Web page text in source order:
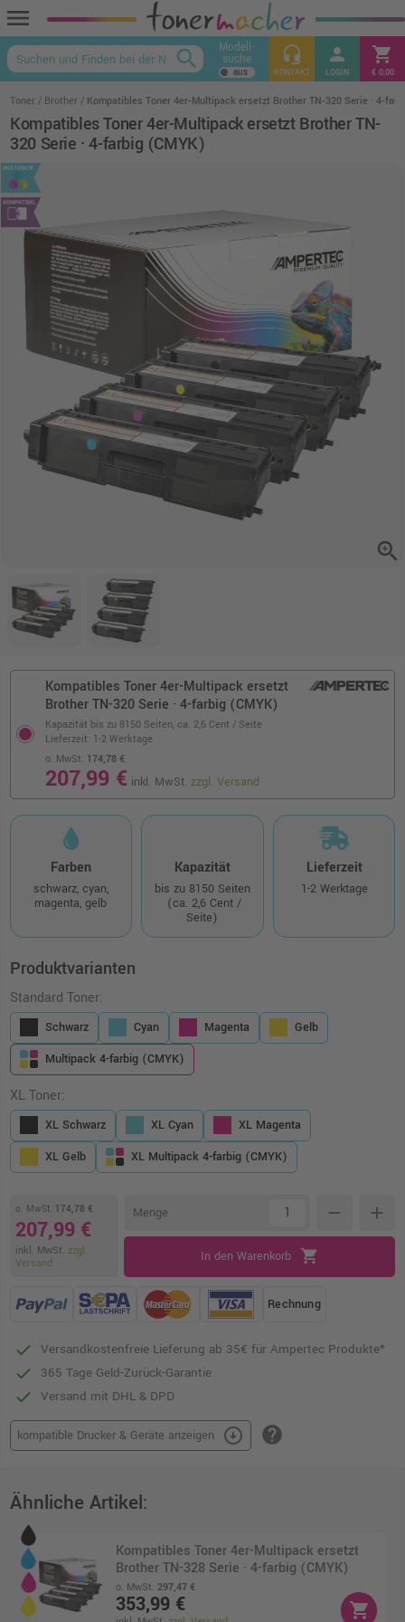
menu
keyboard_arrow_up
search Modell-
suche headset_mic
KONTAKT
person
LOGIN
shopping_cart
€ 0,00
Toner Brother Kompatibles Toner 4er-Multipack ersetzt Brother TN-320 Serie · 4-
Kompatibles Toner 4er-Multipack ersetzt Brother TN-
320 Serie · 4-farbig (CMYK)
zoom_in
Kompatibles Toner 4er-Multipack ersetzt
Brother TN-320 Serie · 4-farbig (CMYK)
Kapazität bis zu 8150 Seiten, ca. 2,6 Cent / Seite
o. MwSt. 174,78 €
207,99 € inkl. MwSt.zzgl. Versand
Lieferzeit: 1-2 Werktage
Farben
schwarz, cyan,
magenta, gelb
Kapazität
bis zu 8150 Seiten
(ca. 2,6 Cent /
Seite)
Lieferzeit
1-2 Werktage
Produktvarianten
Standard Toner:
Schwarz Cyan Magenta
Gelb
Multipack 4-farbig (CMYK)
XL Toner:
XL Schwarz XL Cyan
XL Magenta
XL Gelb
XL Multipack 4-farbig (CMYK)
o. MwSt. 174,78 €
207,99 €
inkl. MwSt. zzgl.
Versand
Menge remove add
In den Warenkorb shopping_cart
Rechnung
Versandkostenfreie Lieferung ab 35€ für Ampertec Produkte*
365 Tage Geld-Zurück-Garantie
Versand mit DHL & DPD
kompatible Drucker & Geräte anzeigen arrow_circle_down help
Ähnliche Artikel:
Kompatibles Toner 4er-Multipack ersetzt
Brother TN-328 Serie · 4-farbig (CMYK)
o. MwSt. 297,47 €
353,99 € shopping_cart